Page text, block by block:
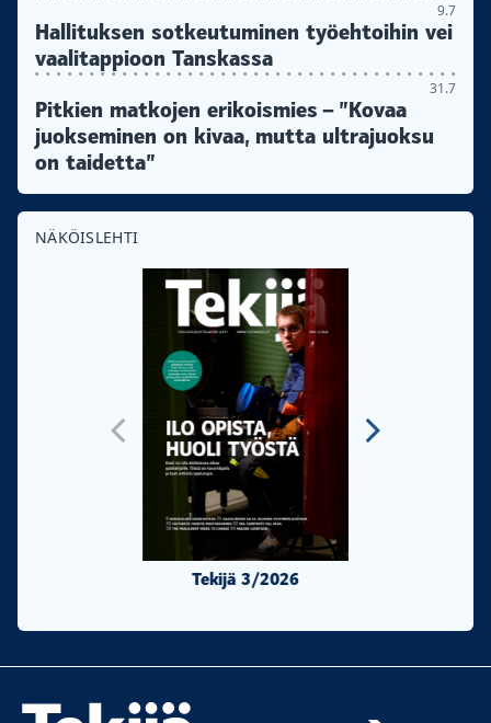
9.7
Hallituksen sotkeutuminen työehtoihin vei
vaalitappioon Tanskassa
31.7
Pitkien matkojen erikoismies – ”Kovaa
juokseminen on kivaa, mutta ultrajuoksu
on taidetta”
NÄKÖISLEHTI
Tekijä 3/2026